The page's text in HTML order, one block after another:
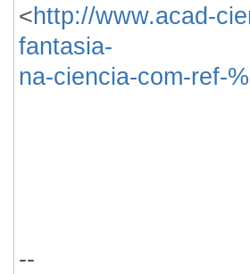
<http://www.acad-
fantasia-
na-ciencia-com-ref-
--